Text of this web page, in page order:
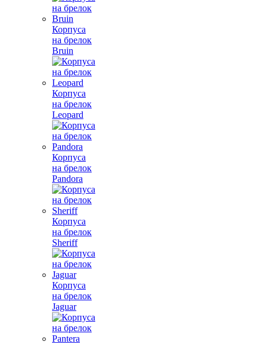
Корпуса
на брелок
Bruin
Корпуса
на брелок
Leopard
Корпуса
на брелок
Pandora
Корпуса
на брелок
Sheriff
Корпуса
на брелок
Jaguar